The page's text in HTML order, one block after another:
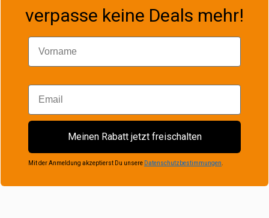
verpasse keine Deals mehr!
Vorname
Email
Meinen Rabatt jetzt freischalten
Mit der Anmeldung akzeptierst Du unsere Datenschutzbestimmungen